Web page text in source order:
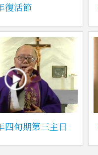
復活節
四旬期第三主日